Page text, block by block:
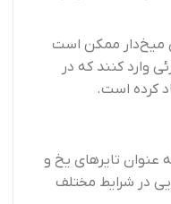
میخ‌دار ممکن است
وارد کنند که در
کرده است.
عنوان تایرهای یخ و
در شرایط مختلف